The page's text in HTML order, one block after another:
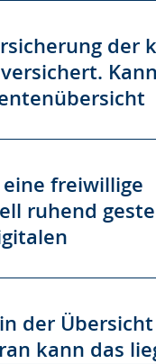
der
freiwillige
ruhend
der Übersicht
kann das